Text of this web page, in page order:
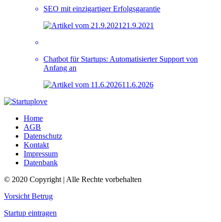
SEO mit einzigartiger Erfolgsgarantie
21.9.2021
Chatbot für Startups: Automatisierter Support von
Anfang an
11.6.2026
Home
AGB
Datenschutz
Kontakt
Impressum
Datenbank
© 2020 Copyright | Alle Rechte vorbehalten
Vorsicht Betrug
Startup eintragen